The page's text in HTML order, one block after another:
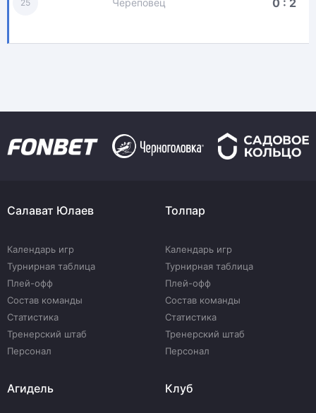
25
Череповец
Салават Юлаев
Календарь игр
Турнирная таблица
Плей-офф
Состав команды
Статистика
Тренерский штаб
Персонал
Толпар
Календарь игр
Турнирная таблица
Плей-офф
Состав команды
Статистика
Тренерский штаб
Персонал
Агидель Клуб